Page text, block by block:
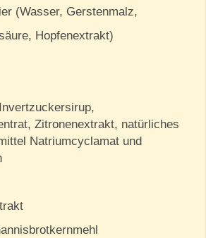
(Wasser, Gerstenmalz,
Hopfenextrakt)
Zitronenextrakt, natürliches
Natriumcyclamat und